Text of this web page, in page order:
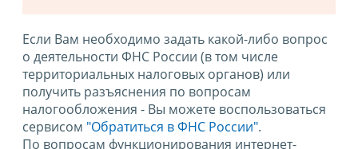
Если Вам необходимо задать какой-либо вопрос
о деятельности ФНС России (в том числе
территориальных налоговых органов) или
получить разъяснения по вопросам
налогообложения - Вы можете воспользоваться
сервисом "Обратиться в ФНС России".
По вопросам функционирования интернет-